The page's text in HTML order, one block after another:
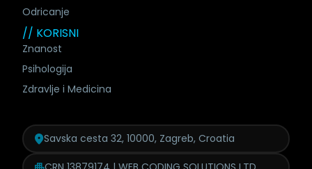
Odricanje
// KORISNI
Znanost
Psihologija
Zdravlje i Medicina
Savska cesta 32, 10000, Zagreb, Croatia